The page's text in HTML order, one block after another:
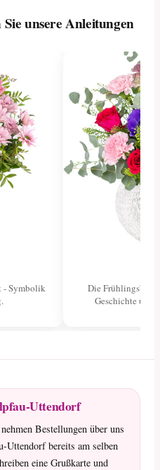
unsere Anleitungen
- Symbolik
Die
Geschichte und
Uttendorf
Bestellungen über uns
Uttendorf bereits am selben
eine Grußkarte und